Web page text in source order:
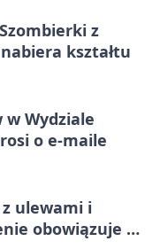
z
kształtu
Wydziale
o e-maile
ulewami i
obowiązuje do